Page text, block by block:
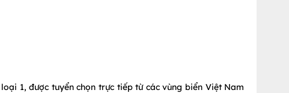
1, được tuyển chọn trực tiếp từ các vùng biển Việt Nam